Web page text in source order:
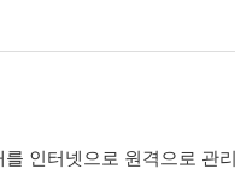
인터넷으로 원격으로 관